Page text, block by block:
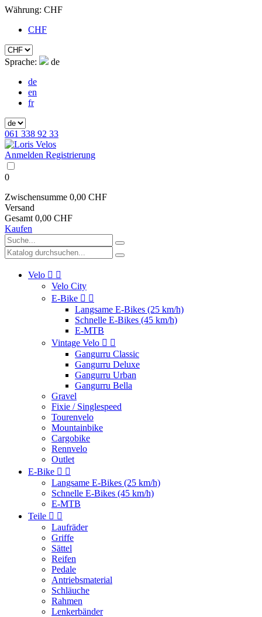
Währung: CHF
CHF
Sprache:
de
de
en
fr
061 338 92 33
Anmelden Registrierung
0
Zwischensumme 0,00 CHF
Versand
Gesamt 0,00 CHF
Kaufen
Velo  
Velo City
E-Bike  
Langsame E-Bikes (25 km/h)
Schnelle E-Bikes (45 km/h)
E-MTB
Vintage Velo  
Gangurru Classic
Gangurru Deluxe
Gangurru Urban
Gangurru Bella
Gravel
Fixie / Singlespeed
Tourenvelo
Mountainbike
Cargobike
Rennvelo
Outlet
E-Bike  
Langsame E-Bikes (25 km/h)
Schnelle E-Bikes (45 km/h)
E-MTB
Teile  
Laufräder
Griffe
Sättel
Reifen
Pedale
Antriebsmaterial
Schläuche
Rahmen
Lenkerbänder